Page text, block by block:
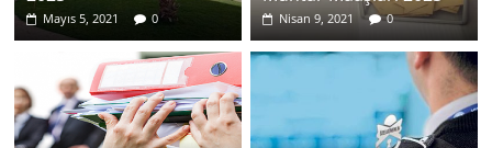
Mayıs 5, 2021 0 Nisan 9, 2021 0